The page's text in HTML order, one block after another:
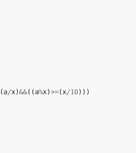
(a/x)&&((a%x)>=(x/10)))